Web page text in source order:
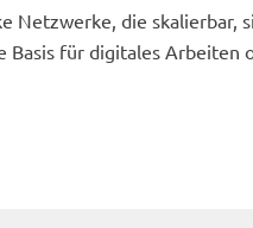
Netzwerke, die skalierbar,
für digitales Arbeiten